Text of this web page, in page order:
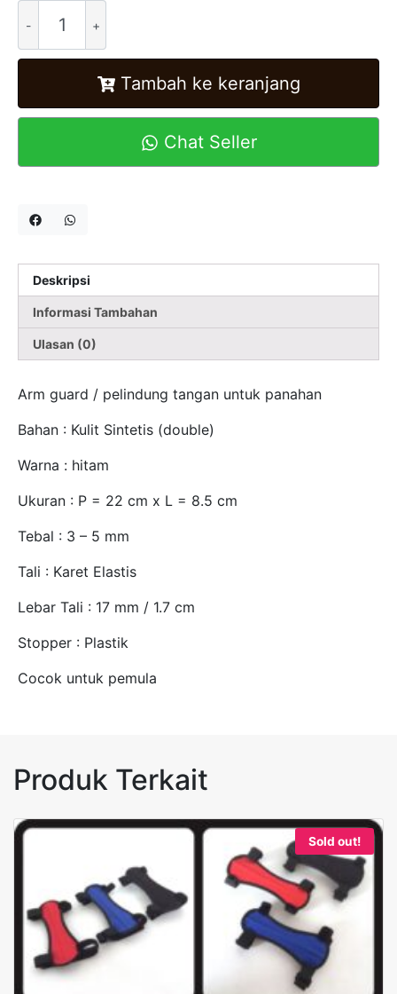
Tambah ke keranjang
Chat Seller
Deskripsi
Informasi Tambahan
Ulasan (0)
Arm guard / pelindung tangan untuk panahan
Bahan : Kulit Sintetis (double)
Warna : hitam
Ukuran : P = 22 cm x L = 8.5 cm
Tebal : 3 – 5 mm
Tali : Karet Elastis
Lebar Tali : 17 mm / 1.7 cm
Stopper : Plastik
Cocok untuk pemula
Produk Terkait
Sold out!